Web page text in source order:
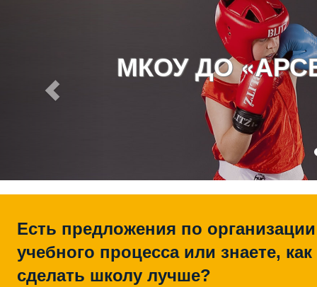
МКОУ ДО
Есть предложения по организации
учебного процесса или знаете, как
сделать школу лучше?